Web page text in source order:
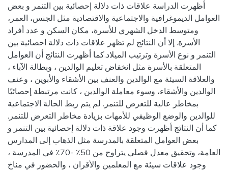
أظهرت الدراسة علاقات ذات دلالة إحصائية بين التنمر و بعض
العوامل الديموغرافية والاجتماعية والاقتصادية مثل الجنس، العمر،
ومتوسط الدخل الشهري للأسرة، مكان السكن و عدد أفراد
الأسرة. إلا أن النتائج لم تظهر علاقات ذات دلالة احصائية بين
التنمر و نوع الأسرة وترتيب الميلاد.كما أظهرت النتائج أن العوامل
المتعلقة بالأسرة مثل انخفاض تعليم الوالدين ، وبطالة الآباء ،
والعلاقة السيئة مع الوالدين والعنف بين الأشقاء والأبوين ، وعنف
الوالدين والأشقاء، وسوء معاملة الوالدين ، كانت مرتبطة إحصائيًا
بمخاطر عالية للتعرض للتنمر. لم يتم ربط الحالة الاجتماعية
للوالدين والوضع الوظيفي للأمهات بزيادة مخاطر التعرض للتنمر.
كما أن النتائج أظهرت وجود علاقة ذات دلالة إحصائية بين التنمر و
بعض العوامل المتعلقة بالمدرسة مثل الذهاب إلى المدارس
العامة، وتحقيق معدل فصلي يتراوح من 50٪ -70٪ في المدرسة ،
وجود علاقات سيئة مع المعلمين والأقران ، والحضور في مناخ